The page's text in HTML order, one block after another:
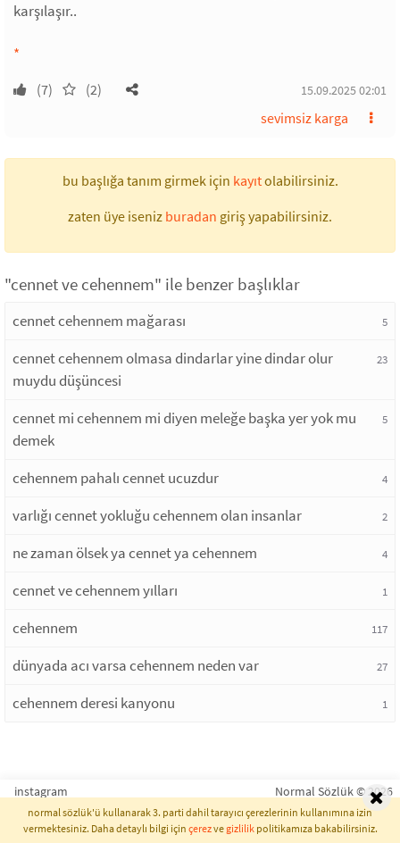
karşılaşır..
*
(7) (2) 15.09.2025 02:01
sevimsiz karga
bu başlığa tanım girmek için kayıtolabilirsiniz.
zaten üye iseniz buradan giriş yapabilirsiniz.
"cennet ve cehennem" ile benzer başlıklar
cennet cehennem mağarası 5
cennet cehennem olmasa dindarlar yine dindar olur
muydu düşüncesi
23
cennet mi cehennem mi diyen meleğe başka yer yok mu
demek
5
cehennem pahalı cennet ucuzdur 4
varlığı cennet yokluğu cehennem olan insanlar 2
ne zaman ölsek ya cennet ya cehennem 4
cennet ve cehennem yılları 1
cehennem 117
dünyada acı varsa cehennem neden var 27
cehennem deresi kanyonu 1
instagram Normal Sözlük © 2026
normal sözlük'ü kullanarak 3. parti dahil tarayıcı çerezlerinin kullanımına izin
vermektesiniz. Daha detaylı bilgi için çerezvegizlilikpolitikamıza bakabilirsiniz.